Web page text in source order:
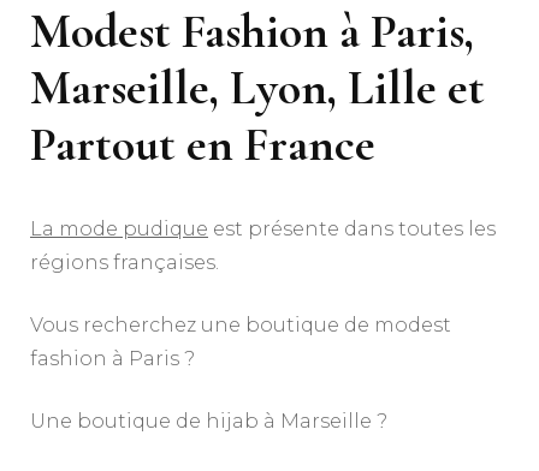
Modest Fashion à Paris,
Marseille, Lyon, Lille et
Partout en France
La mode pudique est présente dans toutes les
régions françaises.
Vous recherchez une boutique de modest
fashion à Paris ?
Une boutique de hijab à Marseille ?